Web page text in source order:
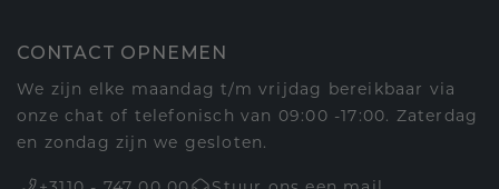
CONTACT OPNEMEN
We zijn elke maandag t/m vrijdag bereikbaar via
onze chat of telefonisch van 09:00 -17:00. Zaterdag
en zondag zijn we gesloten.